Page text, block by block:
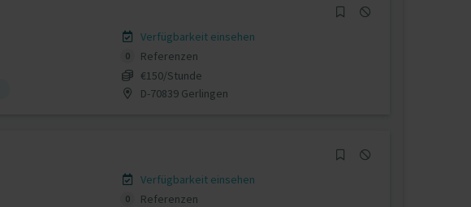
Verfügbarkeit einsehen
0
Referenzen
€150/Stunde
D-70839 Gerlingen
Verfügbarkeit einsehen
0
Referenzen